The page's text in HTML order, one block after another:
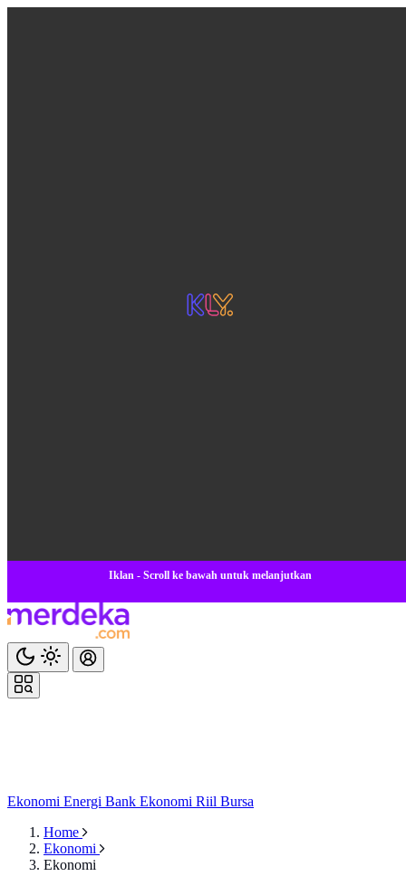
Iklan - Scroll ke bawah untuk melanjutkan
Ekonomi Energi Bank Ekonomi Riil Bursa
Home
Ekonomi
Ekonomi